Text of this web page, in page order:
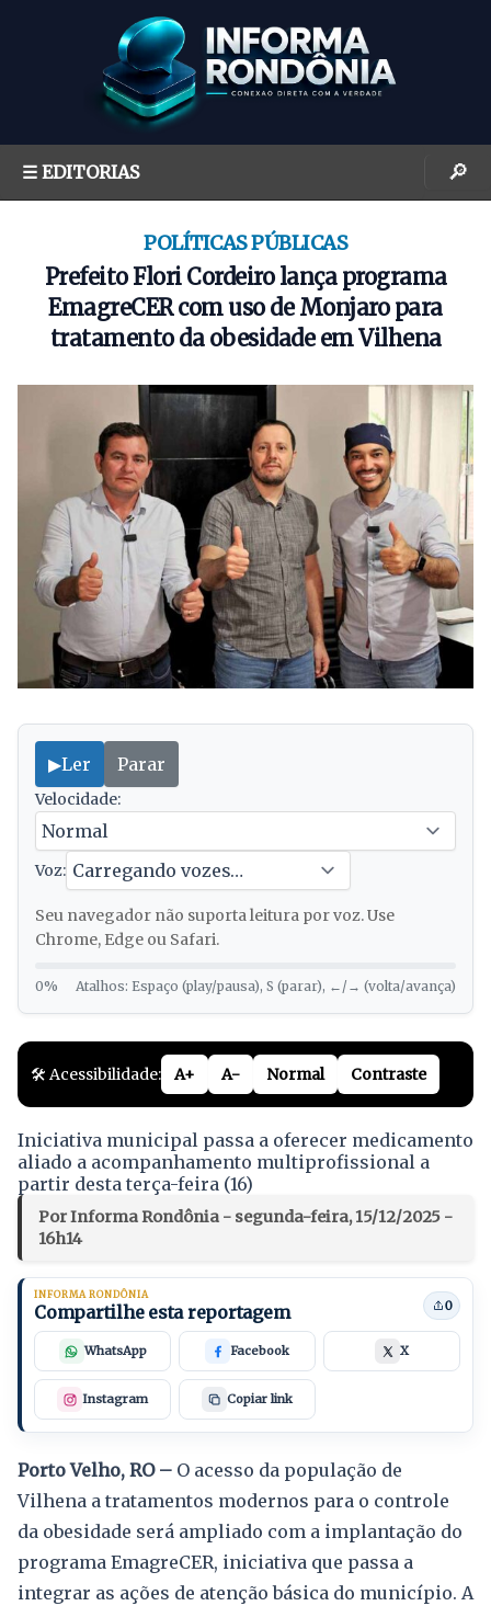
☰ EDITORIAS 🔎
POLÍTICAS PÚBLICAS
Prefeito Flori Cordeiro lança programa
EmagreCER com uso de Monjaro para
tratamento da obesidade em Vilhena
▶Ler Parar
Velocidade:
Voz:
Seu navegador não suporta leitura por voz. Use
Chrome, Edge ou Safari.
0% Atalhos: Espaço (play/pausa), S (parar), ←/→ (volta/avança)
🛠️ Acessibilidade: A+ A- Normal Contraste
Iniciativa municipal passa a oferecer medicamento
aliado a acompanhamento multiprofissional a
partir desta terça-feira (16)
Por Informa Rondônia - segunda-feira, 15/12/2025 -
16h14
INFORMA RONDÔNIA
Compartilhe esta reportagem 0
WhatsApp Facebook X
Instagram Copiar link
Porto Velho, RO – O acesso da população de
Vilhena a tratamentos modernos para o controle
da obesidade será ampliado com a implantação do
programa EmagreCER, iniciativa que passa a
integrar as ações de atenção básica do município. A